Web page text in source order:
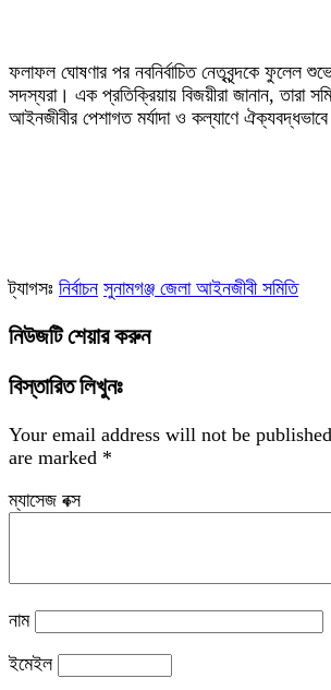
‎ফলাফল ঘোষণার পর নবনির্বাচিত নেতৃবৃন্দকে ফুলেল
সদস্যরা। এক প্রতিক্রিয়ায় বিজয়ীরা জানান, তারা
আইনজীবীর পেশাগত মর্যাদা ও কল্যাণে
ট্যাগসঃ নির্বাচন সুনামগঞ্জ জেলা আইনজীবী সমিতি
নিউজটি শেয়ার করুন
বিস্তারিত লিখুনঃ
Your email address will not be
are marked *
ম্যাসেজ বক্স
নাম
ইমেইল